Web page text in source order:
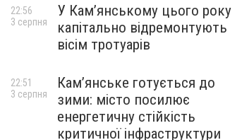
У Кам’янському цього року
капітально відремонтують
вісім тротуарів
22:56
3 серпня
Кам’янське готується до
зими: місто посилює
енергетичну стійкість
критичної інфраструктури
22:51
3 серпня